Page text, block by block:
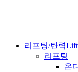
리프팅/탄력
리프팅
온